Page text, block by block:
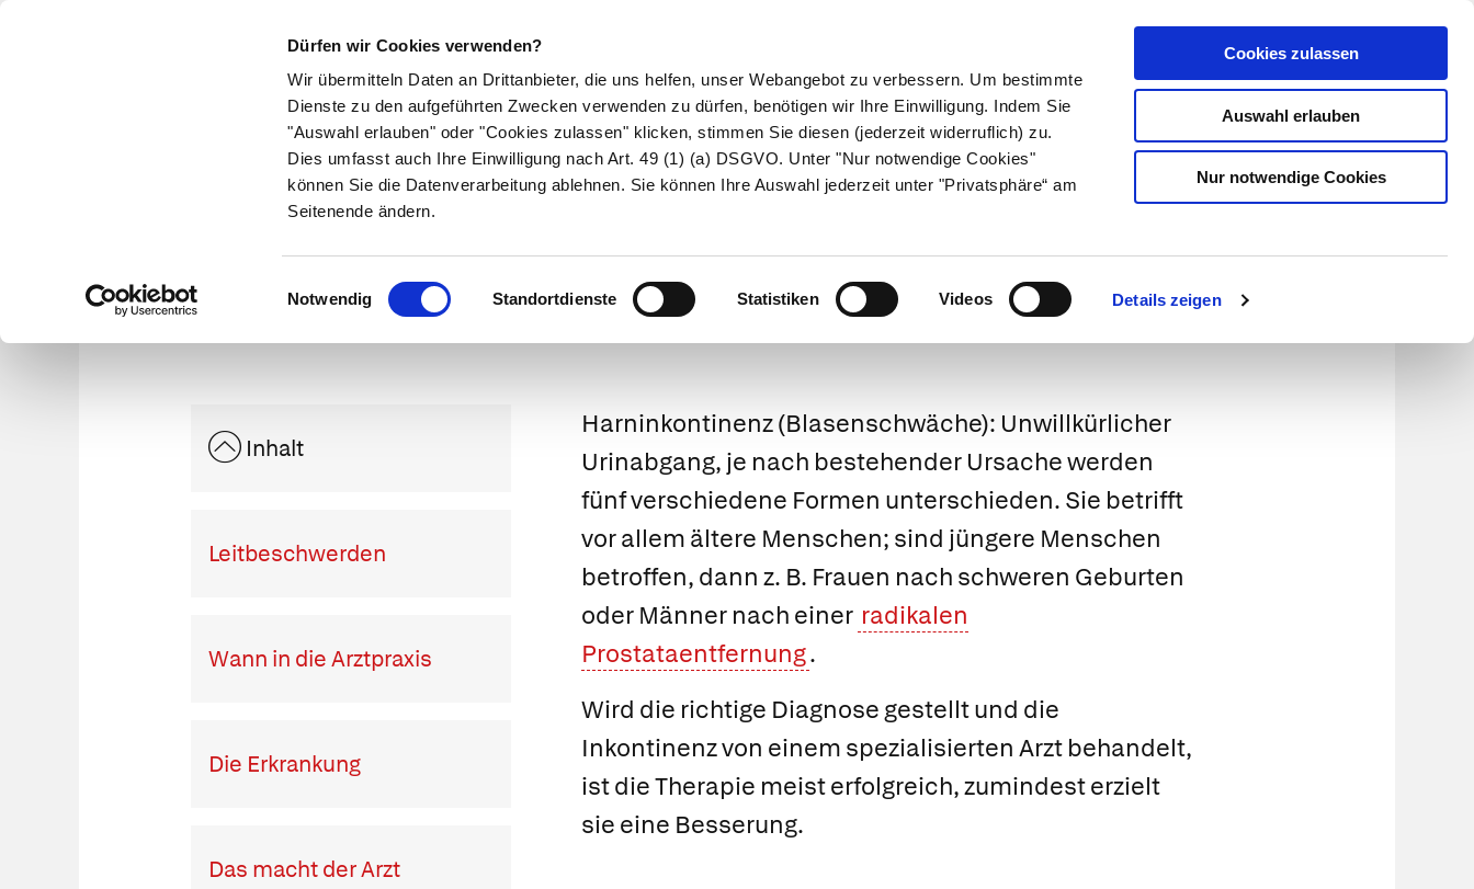
Dürfen wir Cookies verwenden?
Wir übermitteln Daten an Drittanbieter, die uns helfen, unser Webangebot zu verbessern. Um bestimmte
Dienste zu den aufgeführten Zwecken verwenden zu dürfen, benötigen wir Ihre Einwilligung. Indem Sie
"Auswahl erlauben" oder "Cookies zulassen" klicken, stimmen Sie diesen (jederzeit widerruflich) zu.
Dies umfasst auch Ihre Einwilligung nach Art. 49 (1) (a) DSGVO. Unter "Nur notwendige Cookies"
können Sie die Datenverarbeitung ablehnen. Sie können Ihre Auswahl jederzeit unter "Privatsphäre“ am
Seitenende ändern.
Einwilligungsauswahl
Notwendig Standortdienste Statistiken Videos Details zeigen
Cookies zulassen
Auswahl erlauben
Nur notwendige Cookies
Kundenlogin
Suche
Symptome Therapie Medikamente Naturheilkunde Eltern & Kind Gesund leben Über uns
Harninkontinenz
Inhalt
Leitbeschwerden
Wann in die Arztpraxis
Die Erkrankung
Das macht der Arzt
Harninkontinenz(Blasenschwäche): Unwillkürlicher
Urinabgang, je nach bestehender Ursache werden
fünf verschiedene Formen unterschieden. Sie betrifft
vor allem ältere Menschen; sind jüngere Menschen
betroffen, dann z. B. Frauen nach schweren Geburten
oder Männer nach einer radikalen
Prostataentfernung.
Wird die richtige Diagnose gestellt und die
Inkontinenz von einem spezialisierten Arzt behandelt,
ist die Therapie meist erfolgreich, zumindest erzielt
sie eine Besserung.